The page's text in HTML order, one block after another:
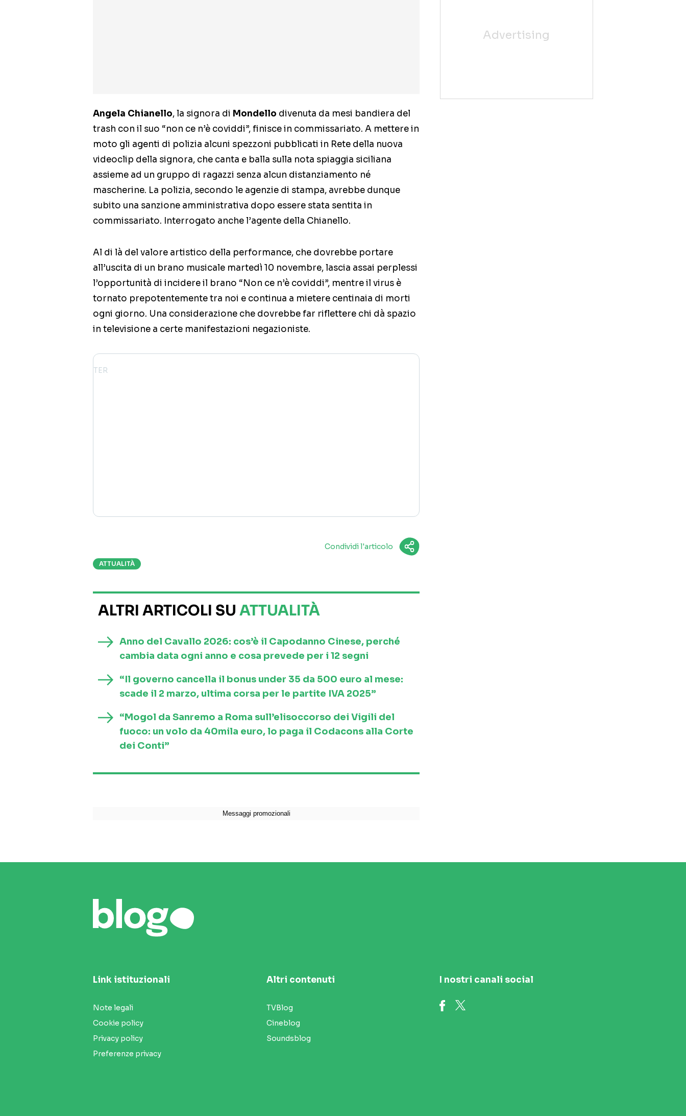
Angela Chianello, la signora di Mondello divenuta da mesi bandiera del
trash con il suo “non ce n’è coviddi”, finisce in commissariato. A mettere in
moto gli agenti di polizia alcuni spezzoni pubblicati in Rete della nuova
videoclip della signora, che canta e balla sulla nota spiaggia siciliana
assieme ad un gruppo di ragazzi senza alcun distanziamento né
mascherine. La polizia, secondo le agenzie di stampa, avrebbe dunque
subito una sanzione amministrativa dopo essere stata sentita in
commissariato. Interrogato anche l’agente della Chianello.
Al di là del valore artistico della performance, che dovrebbe portare
all’uscita di un brano musicale martedì 10 novembre, lascia assai perplessi
l’opportunità di incidere il brano “Non ce n’è coviddi”, mentre il virus è
tornato prepotentemente tra noi e continua a mietere centinaia di morti
ogni giorno. Una considerazione che dovrebbe far riflettere chi dà spazio
in televisione a certe manifestazioni negazioniste.
Condividi l'articolo
ATTUALITÀ
ALTRI ARTICOLI SU ATTUALITÀ
Anno del Cavallo 2026: cos’è il Capodanno Cinese, perché
cambia data ogni anno e cosa prevede per i 12 segni
“Il governo cancella il bonus under 35 da 500 euro al mese:
scade il 2 marzo, ultima corsa per le partite IVA 2025”
“Mogol da Sanremo a Roma sull’elisoccorso dei Vigili del
fuoco: un volo da 40mila euro, lo paga il Codacons alla Corte
dei Conti”
Link istituzionali
Note legali
Cookie policy
Privacy policy
Preferenze privacy
Altri contenuti
TVBlog
Cineblog
Soundsblog
I nostri canali social